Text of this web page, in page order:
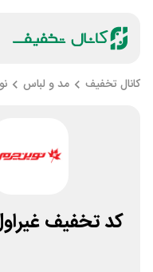
کانال تخفیف مد و لباس
کد تخفیف